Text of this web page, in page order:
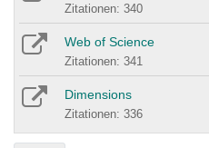
Zitationen: 340
Web of Science
Zitationen: 341
Dimensions
Zitationen: 336